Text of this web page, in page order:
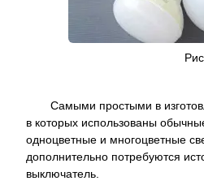
Самыми простыми в
в которых использованы
одноцветные и многоцветные
дополнительно потребуются
выключатель.